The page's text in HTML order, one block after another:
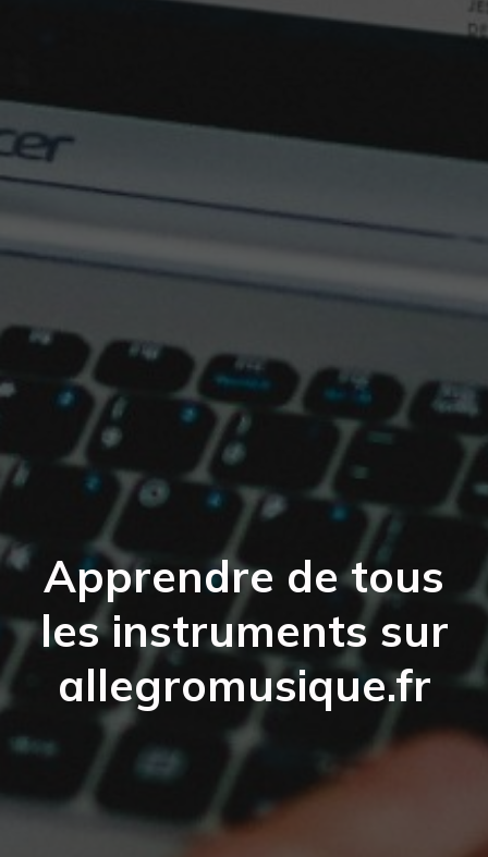
Apprendre de tous
les instruments sur
allegromusique.fr